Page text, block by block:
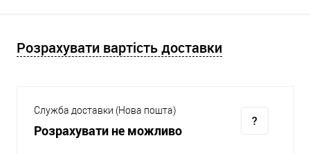
Розрахувати вартість доставки
Служба доставки (Нова пошта)
Розрахувати не можливо